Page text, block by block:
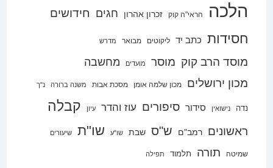
הלכה הראי"ה קוק זכרון אהרון חגים חידושים
חסידות כתב יד ליקוטים מבואר מדרש
מוסד הרב קוק מוסר מועדים מחשבה
מכון ירושלים מכון שלמה אומן מסכת אבות משנה ברורה נ"ך
נדה נישואין סידור סיפורים עוז והדר עיון קבלה
ראשונים רמב"ם ש"ס שבת שו"ע שו"ת שיעורים
שמיטה תורה תלמוד תפילה